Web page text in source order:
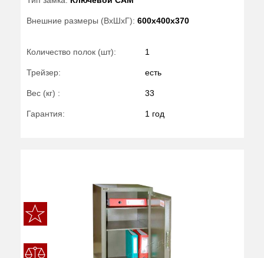
Внешние размеры (ВхШхГ): 600x400x370
Количество полок (шт): 1
Трейзер: есть
Вес (кг) : 33
Гарантия: 1 год